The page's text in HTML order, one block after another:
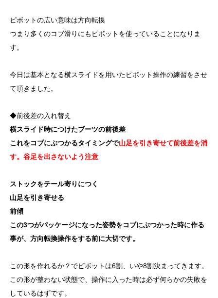
ピボットの広い意味は方向転換
つまり多くのコブ滑りにもピボットを使っていることになりま
す。
今日は基本となる横スライドを用いたピボット操作の練習をさせ
て頂きました。
◆前後差の入れ替え
横スライド時につけたブーツの前後差
これをコブにぶつかるタイミングで山足を引き寄せて前後差を消
す。谷足を出さないよう注意
ストックをテール寄りにつく
山足を引き寄せる
前傾
この3つがパッケージになった姿勢をコブにぶつかった時に作る
事が、方向転換操作をする前に大切です。
この形を作れるか？でピボットは6割、いや8割決まってきます。
この形が整わない状態で、操作に入った時は必ず何らかの失敗を
しているはずです。